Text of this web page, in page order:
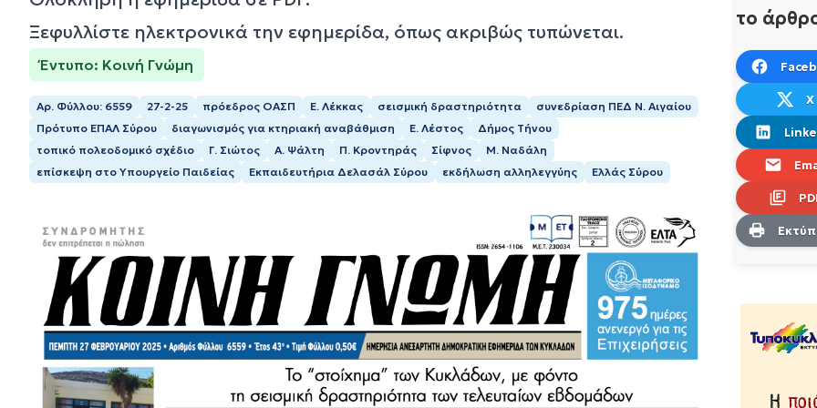
Ξεφυλλίστε ηλεκτρονικά την εφημερίδα, όπως ακριβώς τυπώνεται.
Έντυπο: Κοινή Γνώμη
Αρ. Φύλλου: 6559 27-2-25 πρόεδρος ΟΑΣΠ Ε. Λέκκας σεισμική δραστηριότητα
συνεδρίαση ΠΕΔ Ν. Αιγαίου
Πρότυπο ΕΠΑΛ Σύρου
διαγωνισμός για κτηριακή αναβάθμιση Ε. Λέστος
Δήμος Τήνου
τοπικό πολεοδομικό σχέδιο
Γ. Σιώτος Α. Ψάλτη Π. Κροντηράς Σίφνος
Μ. Ναδάλη
επίσκεψη στο Υπουργείο Παιδείας
Εκπαιδευτήρια Δελασάλ Σύρου εκδήλωση αλληλεγγύης Ελλάς Σύρου
το
X